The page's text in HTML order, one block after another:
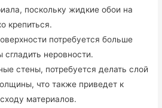
поскольку жидкие обои на
крепиться.
потребуется больше
сгладить неровности.
стены, потребуется делать слой
что также приведет к
материалов.